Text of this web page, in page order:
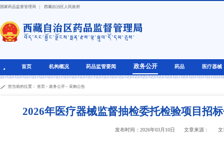
国家药品监督管理局 | 西藏自治区人民政府
首页 机构概况 药品监管要闻 政务公开 药品 医疗器械
您当前的位置： 首页> 政务公开> 采购公告
2026年医疗器械监督抽检委托检验项目招
发布时间：2026年03月10日 文章来源： 文